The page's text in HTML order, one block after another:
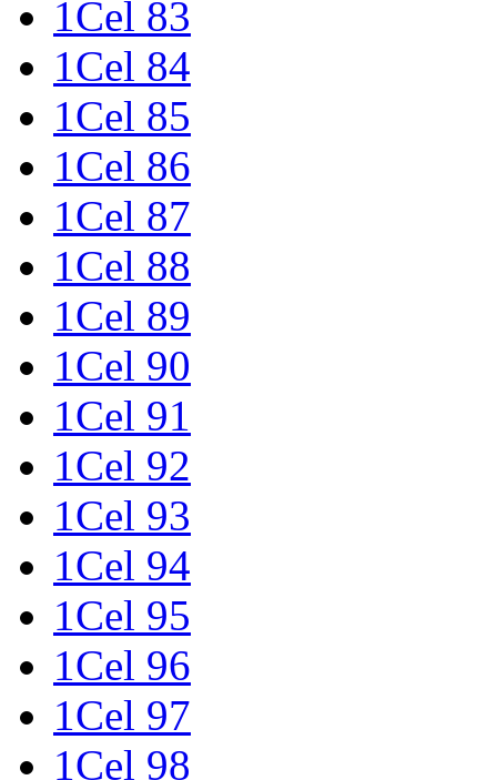
1Cel 83
1Cel 84
1Cel 85
1Cel 86
1Cel 87
1Cel 88
1Cel 89
1Cel 90
1Cel 91
1Cel 92
1Cel 93
1Cel 94
1Cel 95
1Cel 96
1Cel 97
1Cel 98